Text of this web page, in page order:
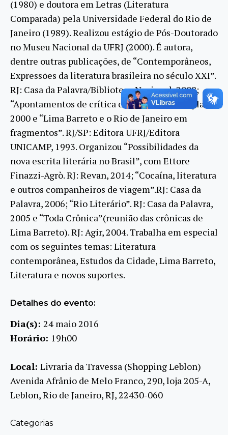
(1980) e doutora em Letras (Literatura
Comparada) pela Universidade Federal do Rio de
Janeiro (1989). Realizou estágio de Pós-Doutorado
no Museu Nacional da UFRJ (2000). É autora,
dentre outras publicações, de “Contemporâneos,
Expressões da literatura brasileira no século XXI”.
RJ: Casa da Palavra/Biblioteca Nacional, 2008;
“Apontamentos de crítica cultural”. RJ: Aeroplano,
2000 e “Lima Barreto e o Rio de Janeiro em
fragmentos”. RJ/SP: Editora UFRJ/Editora
UNICAMP, 1993. Organizou “Possibilidades da
nova escrita literária no Brasil”, com Ettore
Finazzi-Agrò. RJ: Revan, 2014; “Cocaína, literatura
e outros companheiros de viagem”.RJ: Casa da
Palavra, 2006; “Rio Literário”. RJ: Casa da Palavra,
2005 e “Toda Crônica”(reunião das crônicas de
Lima Barreto). RJ: Agir, 2004. Trabalha em especial
com os seguintes temas: Literatura
contemporânea, Estudos da Cidade, Lima Barreto,
Literatura e novos suportes.
Detalhes do evento:
Dia(s): 24 maio 2016
Horário: 19h00
Local: Livraria da Travessa (Shopping Leblon)
Avenida Afrânio de Melo Franco, 290, loja 205-A,
Leblon, Rio de Janeiro, RJ, 22430-060
Categorias